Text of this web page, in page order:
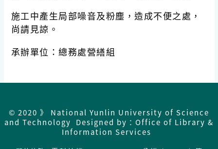
施工中產生局部噪音及粉塵，造成不便之處，
尚請見諒。
承辦單位：總務處營繕組
© 2020 》 National Yunlin University of Science
and Technology Designed by：Office of Library &
Information Services